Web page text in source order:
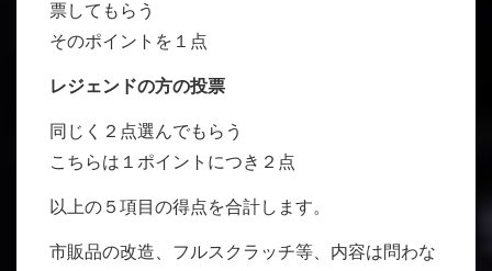
票してもらう
そのポイントを１点
レジェンドの方の投票
同じく２点選んでもらう
こちらは１ポイントにつき２点
以上の５項目の得点を合計します。
市販品の改造、フルスクラッチ等、内容は問わな